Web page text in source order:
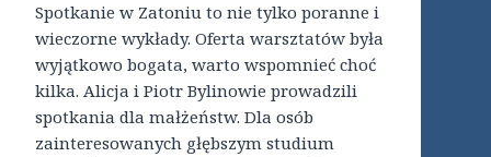
Spotkanie w Zatoniu to nie tylko poranne i
wieczorne wykłady. Oferta warsztatów była
wyjątkowo bogata, warto wspomnieć choć
kilka. Alicja i Piotr Bylinowie prowadzili
spotkania dla małżeństw. Dla osób
zainteresowanych głębszym studium